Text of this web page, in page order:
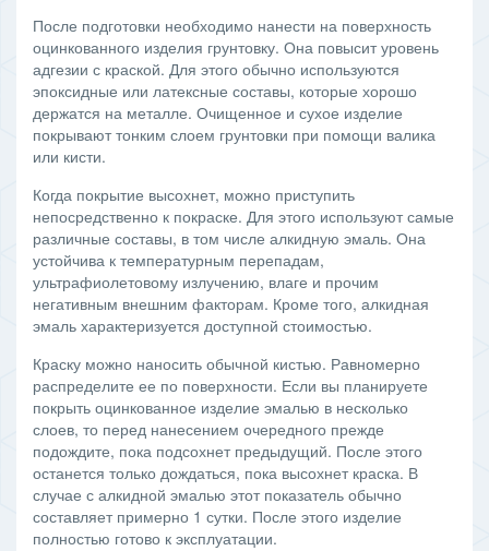
После подготовки необходимо нанести на поверхность
оцинкованного изделия грунтовку. Она повысит уровень
адгезии с краской. Для этого обычно используются
эпоксидные или латексные составы, которые хорошо
держатся на металле. Очищенное и сухое изделие
покрывают тонким слоем грунтовки при помощи валика
или кисти.
Когда покрытие высохнет, можно приступить
непосредственно к покраске. Для этого используют самые
различные составы, в том числе алкидную эмаль. Она
устойчива к температурным перепадам,
ультрафиолетовому излучению, влаге и прочим
негативным внешним факторам. Кроме того, алкидная
эмаль характеризуется доступной стоимостью.
Краску можно наносить обычной кистью. Равномерно
распределите ее по поверхности. Если вы планируете
покрыть оцинкованное изделие эмалью в несколько
слоев, то перед нанесением очередного прежде
подождите, пока подсохнет предыдущий. После этого
останется только дождаться, пока высохнет краска. В
случае с алкидной эмалью этот показатель обычно
составляет примерно 1 сутки. После этого изделие
полностью готово к эксплуатации.